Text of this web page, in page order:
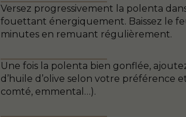
Versez progressivement la polenta
fouettant énergiquement. Baissez le
minutes en remuant régulièrement.
Une fois la polenta bien gonflée,
d’huile d’olive selon votre préférence
comté, emmental…).